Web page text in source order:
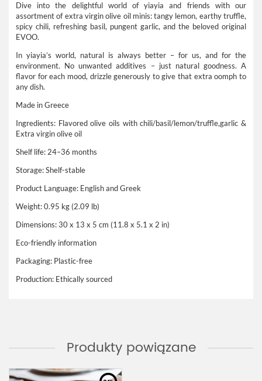
Dive into the delightful world of yiayia and friends with our
assortment of extra virgin olive oil minis: tangy lemon, earthy truffle,
spicy chili, refreshing basil, pungent garlic, and the beloved original
EVOO.
In yiayia’s world, natural is always better – for us, and for the
environment. No unwanted additives – just natural goodness. A
flavor for each mood, drizzle generously to give that extra oomph to
any dish.
Made in Greece
Ingredients: Flavored olive oils with chili/basil/lemon/truffle,garlic &
Extra virgin olive oil
Shelf life: 24–36 months
Storage: Shelf-stable
Product Language: English and Greek
Weight: 0.95 kg (2.09 lb)
Dimensions: 30 x 13 x 5 cm (11.8 x 5.1 x 2 in)
Eco-friendly information
Packaging: Plastic-free
Production: Ethically sourced
Produkty powiązane